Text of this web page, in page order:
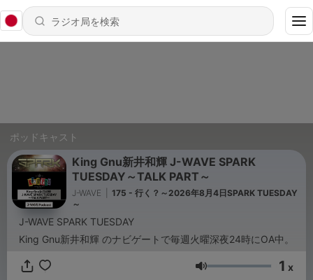
ポッドキャスト
King Gnu新井和輝 J-WAVE SPARK
TUESDAY～TALK PART～
J-WAVE
175 - 行く？～2026年8月4日SPARK TUESDAY
～
J-WAVE SPARK TUESDAY
King Gnu新井和輝 のナビゲートで毎週火曜深夜24時にOA中。
音量 1 x